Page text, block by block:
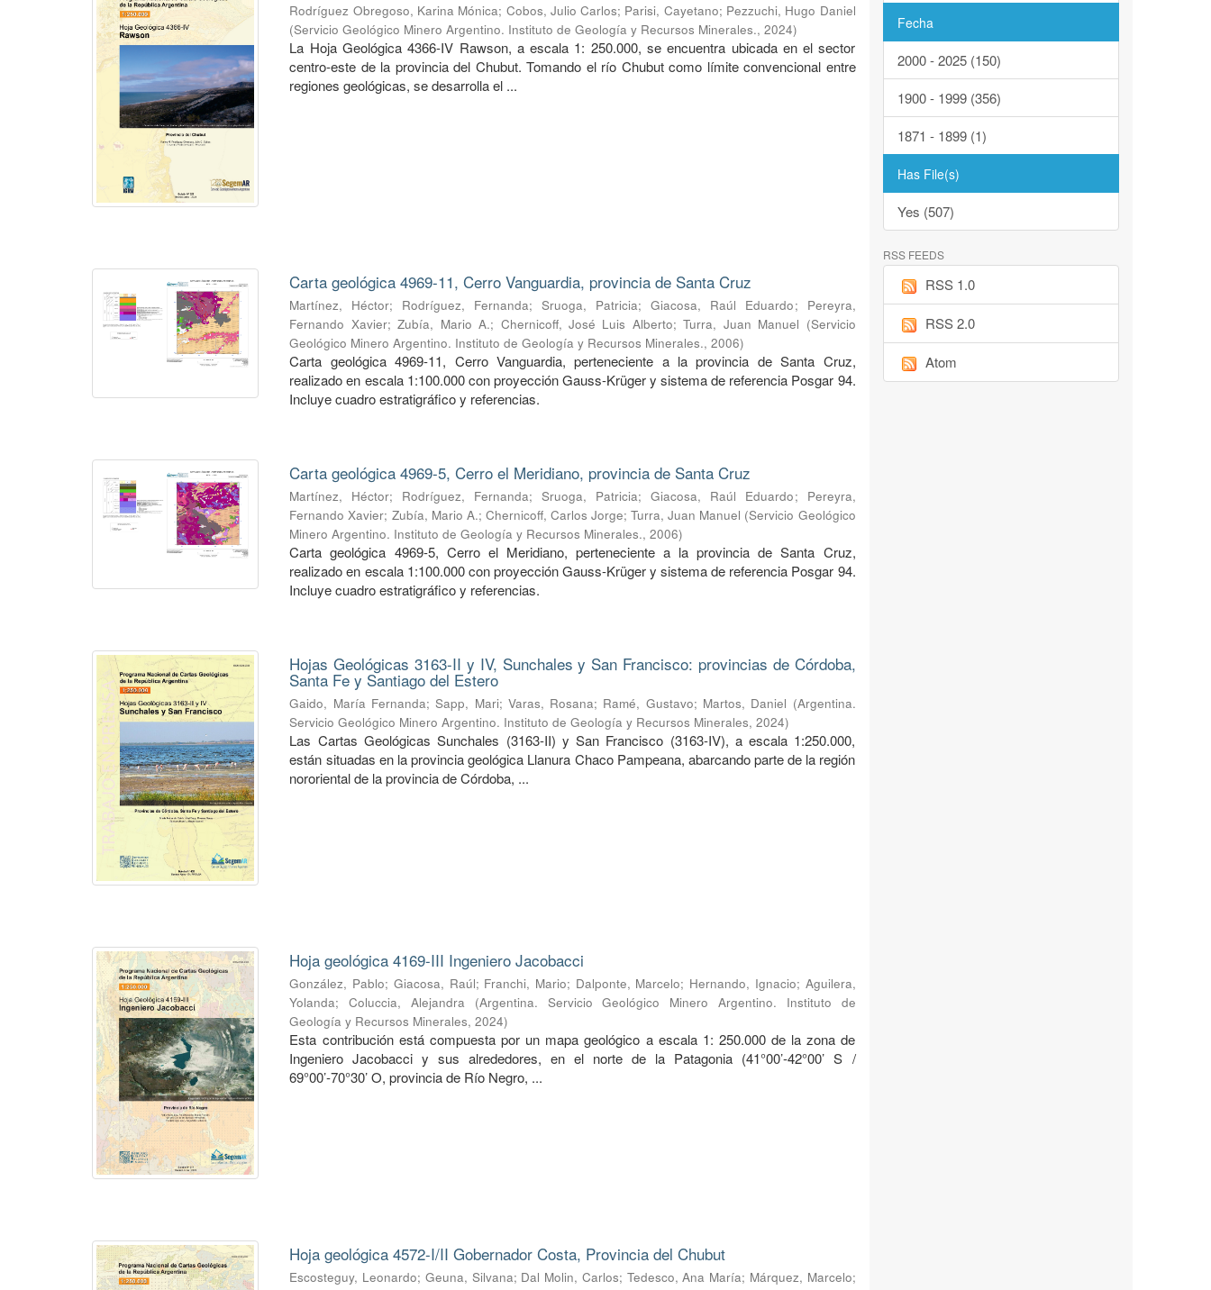
Rodríguez Obregoso, Karina Mónica; Cobos, Julio Carlos; Parisi, Cayetano; Pezzuchi, Hugo Daniel
(Servicio Geológico Minero Argentino. Instituto de Geología y Recursos Minerales.,2024)
La Hoja Geológica 4366-IV Rawson, a escala 1: 250.000, se encuentra ubicada en el sector
centro-este de la provincia del Chubut. Tomando el río Chubut como límite convencional entre
regiones geológicas, se desarrolla el ...
Carta geológica 4969-11, Cerro Vanguardia, provincia de Santa Cruz
Martínez, Héctor; Rodríguez, Fernanda;Sruoga, Patricia;Giacosa, Raúl Eduardo; Pereyra,
Fernando Xavier;Zubía, Mario A.; Chernicoff, José Luis Alberto;Turra, Juan Manuel (Servicio
Geológico Minero Argentino. Instituto de Geología y Recursos Minerales.,2006)
Carta geológica 4969-11, Cerro Vanguardia, perteneciente a la provincia de Santa Cruz,
realizado en escala 1:100.000 con proyección Gauss-Krüger y sistema de referencia Posgar 94.
Incluye cuadro estratigráfico y referencias.
Carta geológica 4969-5, Cerro el Meridiano, provincia de Santa Cruz
Martínez, Héctor; Rodríguez, Fernanda;Sruoga, Patricia;Giacosa, Raúl Eduardo; Pereyra,
Fernando Xavier; Zubía, Mario A.; Chernicoff, Carlos Jorge;Turra, Juan Manuel (Servicio Geológico
Minero Argentino. Instituto de Geología y Recursos Minerales.,2006)
Carta geológica 4969-5, Cerro el Meridiano, perteneciente a la provincia de Santa Cruz,
realizado en escala 1:100.000 con proyección Gauss-Krüger y sistema de referencia Posgar 94.
Incluye cuadro estratigráfico y referencias.
Hojas Geológicas 3163-II y IV, Sunchales y San Francisco: provincias de Córdoba,
Santa Fe y Santiago del Estero
Gaido, María Fernanda;Sapp, Mari; Varas, Rosana; Ramé, Gustavo; Martos, Daniel (Argentina.
Servicio Geológico Minero Argentino. Instituto de Geología y Recursos Minerales,2024)
Las Cartas Geológicas Sunchales (3163-II) y San Francisco (3163-IV), a escala 1:250.000,
están situadas en la provincia geológica Llanura Chaco Pampeana, abarcando parte de la región
nororiental de la provincia de Córdoba, ...
Hoja geológica 4169-III Ingeniero Jacobacci
González, Pablo; Giacosa, Raúl; Franchi, Mario; Dalponte, Marcelo; Hernando, Ignacio; Aguilera,
Yolanda;Coluccia, Alejandra (Argentina. Servicio Geológico Minero Argentino. Instituto de
Geología y Recursos Minerales,2024)
Esta contribución está compuesta por un mapa geológico a escala 1: 250.000 de la zona de
Ingeniero Jacobacci y sus alrededores, en el norte de la Patagonia (41°00’-42°00’ S /
69°00’-70°30’ O, provincia de Río Negro, ...
Hoja geológica 4572-I/II Gobernador Costa, Provincia del Chubut
Escosteguy, Leonardo; Geuna, Silvana; Dal Molin, Carlos; Tedesco, Ana María; Márquez, Marcelo;
Fecha
2000 - 2025 (150)
1900 - 1999 (356)
1871 - 1899 (1)
Has File(s)
Yes (507)
RSS FEEDS
RSS 1.0
RSS 2.0
Atom